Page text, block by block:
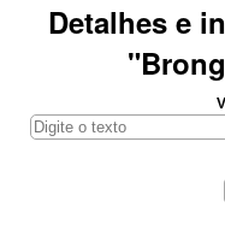
Detalhes e